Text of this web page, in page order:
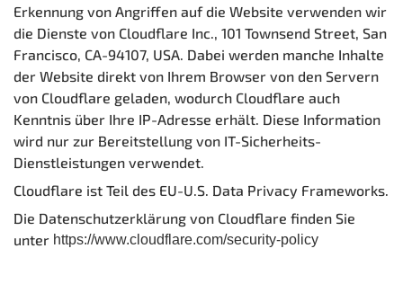
Erkennung von Angriffen auf die Website verwenden wir
die Dienste von Cloudflare Inc., 101 Townsend Street, San
Francisco, CA-94107, USA. Dabei werden manche Inhalte
der Website direkt von Ihrem Browser von den Servern
von Cloudflare geladen, wodurch Cloudflare auch
Kenntnis über Ihre IP-Adresse erhält. Diese Information
wird nur zur Bereitstellung von IT-Sicherheits-
Dienstleistungen verwendet.
Cloudflare ist Teil des EU-U.S. Data Privacy Frameworks.
Die Datenschutzerklärung von Cloudflare finden Sie
unter https://www.cloudflare.com/security-policy